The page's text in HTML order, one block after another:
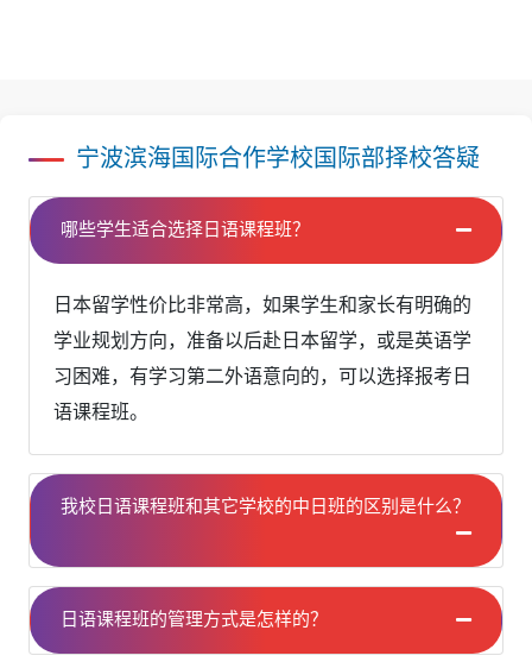
宁波滨海国际合作学校国际部择校答疑
哪些学生适合选择日语课程班？
日本留学性价比非常高，如果学生和家长有明确的
学业规划方向，准备以后赴日本留学，或是英语学
习困难，有学习第二外语意向的，可以选择报考日
语课程班。
我校日语课程班和其它学校的中日班的区别是什么？
日语课程班的管理方式是怎样的？